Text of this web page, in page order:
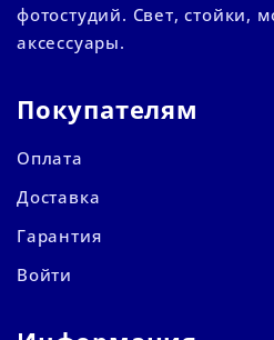
фотостудий. Свет, стойки,
аксессуары.
Покупателям
Оплата
Доставка
Гарантия
Войти